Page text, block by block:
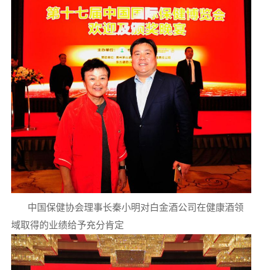
中国保健协会理事长秦小明对白金酒公司在健康酒领
域取得的业绩给予充分肯定